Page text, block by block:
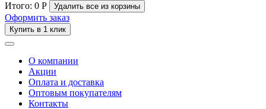
Итого: 0 Р Удалить все из корзины
Оформить заказ
Купить в 1 клик
О компании
Акции
Оплата и доставка
Оптовым покупателям
Контакты